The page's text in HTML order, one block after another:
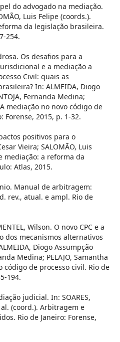
do advogado na mediação.
Luis Felipe (coords.).
da legislação brasileira.
254.
Os desafios para a
e a mediação a
Civil: quais as
In: ALMEIDA, Diogo
Fernanda Medina;
mediação no novo código de
Forense, 2015, p. 1-32.
positivos para o
Vieira; SALOMÃO, Luis
mediação: a reforma da
Atlas, 2015.
Manual de arbitragem:
rev., atual. e ampl. Rio de
Wilson. O novo CPC e a
dos mecanismos alternativos
Diogo Assumpção
Medina; PELAJO, Samantha
código de processo civil. Rio de
194.
judicial. In: SOARES,
(coord.). Arbitragem e
Rio de Janeiro: Forense,